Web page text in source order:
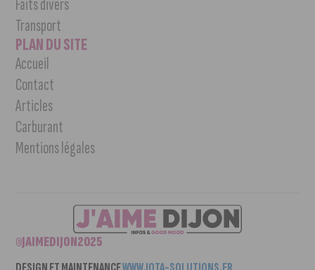
Faits divers
Transport
PLAN DU SITE
Accueil
Contact
Articles
Carburant
Mentions légales
©JAIMEDIJON2025